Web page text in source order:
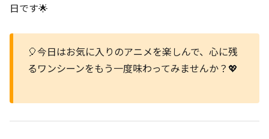
日です🌟
🎈今日はお気に入りのアニメを楽しんで、心に残
るワンシーンをもう一度味わってみませんか？💖